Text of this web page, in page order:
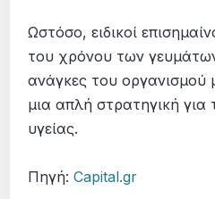
Ωστόσο, ειδικοί
του χρόνου των
ανάγκες του οργανισμού
μια απλή στρατηγική για
υγείας.
Πηγή:Capital.gr